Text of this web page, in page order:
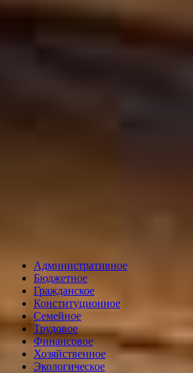
Административное
Бюджетное
Гражданское
Конституционное
Семейное
Трудовое
Финансовое
Хозяйственное
Экологическое